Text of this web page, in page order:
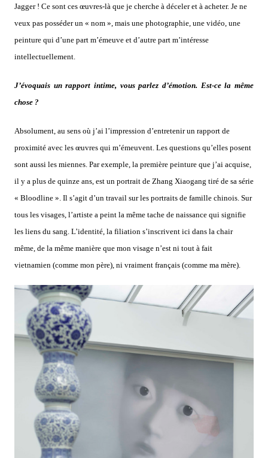
Jagger ! Ce sont ces œuvres-là que je cherche à déceler et à acheter. Je ne
veux pas posséder un « nom », mais une photographie, une vidéo, une
peinture qui d’une part m’émeuve et d’autre part m’intéresse
intellectuellement.
J’évoquais un rapport intime, vous parlez d’émotion. Est-ce la même
chose ?
Absolument, au sens où j’ai l’impression d’entretenir un rapport de
proximité avec les œuvres qui m’émeuvent. Les questions qu’elles posent
sont aussi les miennes. Par exemple, la première peinture que j’ai acquise,
il y a plus de quinze ans, est un portrait de Zhang Xiaogang tiré de sa série
« Bloodline ». Il s’agit d’un travail sur les portraits de famille chinois. Sur
tous les visages, l’artiste a peint la même tache de naissance qui signifie
les liens du sang. L’identité, la filiation s’inscrivent ici dans la chair
même, de la même manière que mon visage n’est ni tout à fait
vietnamien (comme mon père), ni vraiment français (comme ma mère).